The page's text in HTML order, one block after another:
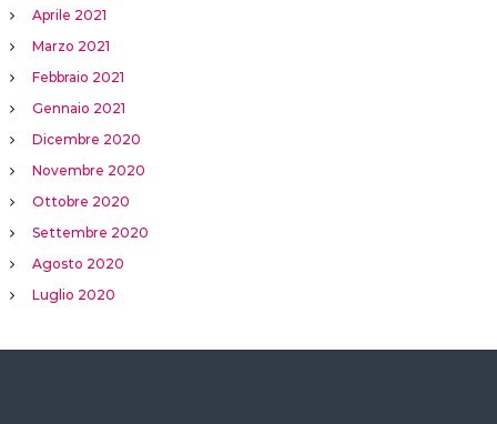
Aprile 2021
Marzo 2021
Febbraio 2021
Gennaio 2021
Dicembre 2020
Novembre 2020
Ottobre 2020
Settembre 2020
Agosto 2020
Luglio 2020